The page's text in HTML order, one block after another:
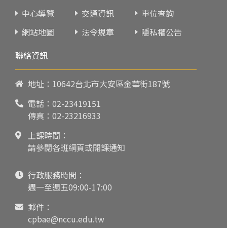
中心導覽
交通資訊
車位查詢
網站地圖
法令規章
隱私權公告
聯絡資訊
地址：10642台北市大安區金華街187號
電話： 02-23419151
傳真：02-23216933
上課時間：
請參閱各班網頁或開課通知
行政服務時間：
週一至週五09:00-17:00
郵件：
cpbae@nccu.edu.tw